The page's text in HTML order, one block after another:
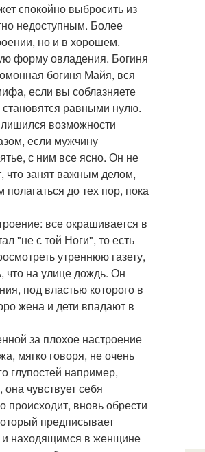
спокойно выбросить из
недоступным. Более
но и в хорошем.
форму овладения. Богиня
богиня Майя, вся
если вы соблазняете
равными нулю.
возможности
если мужчину
с ним все ясно. Он не
что занят важным делом,
до тех пор, пока
все окрашивается в
"не с той Ноги", то есть
утреннюю газету,
что на улице дождь. Он
под властью которого в
жена и дети впадают в
за плохое настроение
мягко говоря, не очень
глупостей например,
чувствует себя
происходит, вновь обрести
предписывает
и находящимся в женщине